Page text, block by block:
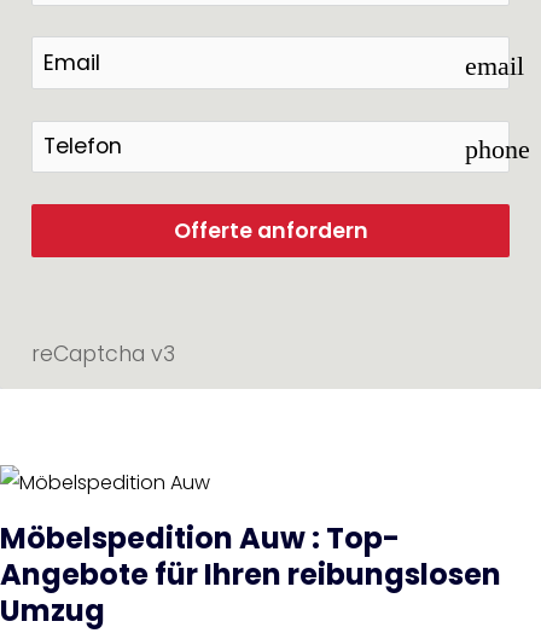
email
phone
Offerte anfordern
reCaptcha v3
Möbelspedition Auw : Top-
Angebote für Ihren reibungslosen
Umzug